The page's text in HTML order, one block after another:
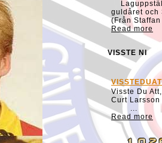
Laguppställning
guldåret och SM-
(Från Staffan
Read more
VISSTE NI
Visste Du Att,
Curt Larsson
...
Read more